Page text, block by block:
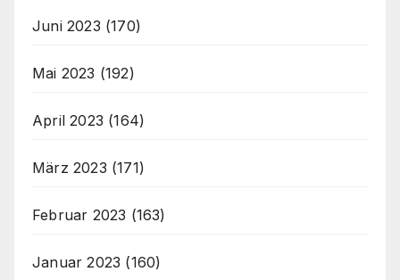
Juni 2023 (170)
Mai 2023 (192)
April 2023 (164)
März 2023 (171)
Februar 2023 (163)
Januar 2023 (160)